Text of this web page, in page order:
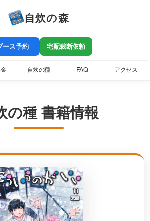
自炊の森
ース予約 宅配裁断依頼
自炊の種 FAQ アクセス
の種 書籍情報